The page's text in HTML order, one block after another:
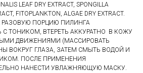
LEAF DRY EXTRACT, SPONGILLA
FITOPLANKTON, ALGAE DRY EXTRACT.
РАЗОВУЮ ПОРЦИЮ ПИЛИНГА
ТОНИКОМ, ВТЕРЕТЬ АККУРАТНО В КОЖУ
ДВИЖЕНИЯМИ (МАССИРОВАТЬ
ВОКРУГ ГЛАЗА, ЗАТЕМ СМЫТЬ ВОДОЙ И
ПОСЛЕ ПРИМЕНЕНИЯ
НАНЕСТИ УВЛАЖНЯЮЩУЮ МАСКУ.